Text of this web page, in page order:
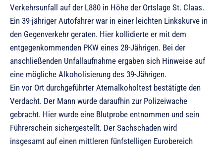
Verkehrsunfall auf der L880 in Höhe der Ortslage St. Claas.
Ein 39-jähriger Autofahrer war in einer leichten Linkskurve in
den Gegenverkehr geraten. Hier kollidierte er mit dem
entgegenkommenden PKW eines 28-Jährigen. Bei der
anschließenden Unfallaufnahme ergaben sich Hinweise auf
eine mögliche Alkoholisierung des 39-Jährigen.
Ein vor Ort durchgeführter Atemalkoholtest bestätigte den
Verdacht. Der Mann wurde daraufhin zur Polizeiwache
gebracht. Hier wurde eine Blutprobe entnommen und sein
Führerschein sichergestellt. Der Sachschaden wird
insgesamt auf einen mittleren fünfstelligen Eurobereich